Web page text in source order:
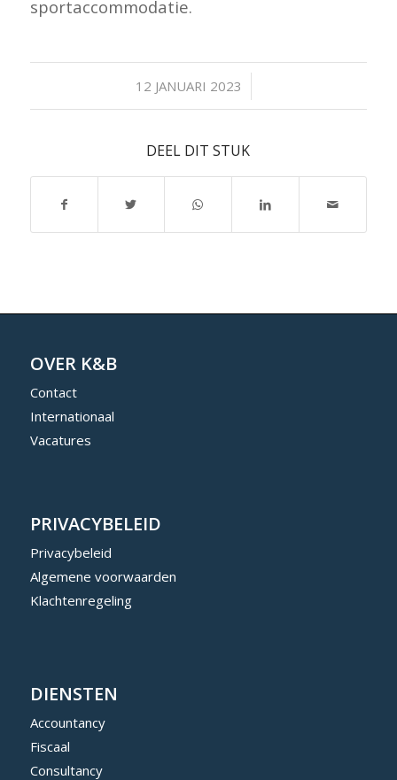
sportaccommodatie.
12 JANUARI 2023
/
DEEL DIT STUK
OVER K&B
Contact
Internationaal
Vacatures
PRIVACYBELEID
Privacybeleid
Algemene voorwaarden
Klachtenregeling
DIENSTEN
Accountancy
Fiscaal
Consultancy